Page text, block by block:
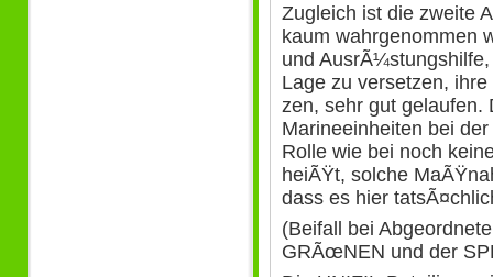
Zugleich ist die zweite
kaum wahrgenommen
und
Lage zu versetzen,
zen, sehr gut
Marineeinheiten bei
Rolle wie bei noch
heiÃŸt, solche
dass es hier
(Beifall bei
GRÃœNEN und der